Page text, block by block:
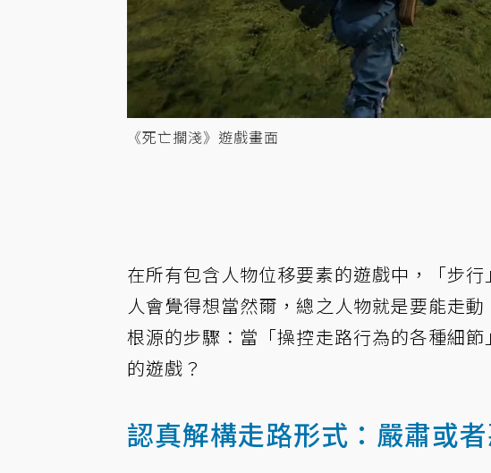
《死亡擱淺》遊戲畫面
在所有包含人物位移要素的遊戲中，「步
人會覺得想當然爾，總之人物就是要能走
根源的步驟：當「操控走路行為的各種細
的遊戲？
認真解構走路形式：嚴肅或者